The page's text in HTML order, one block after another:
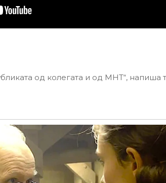
од колегата и од МНТ“, напиша